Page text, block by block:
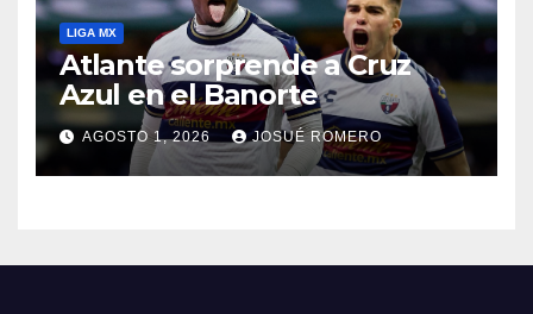
LIGA MX
Atlante sorprende a Cruz
Azul en el Banorte
AGOSTO 1, 2026 JOSUÉ ROMERO